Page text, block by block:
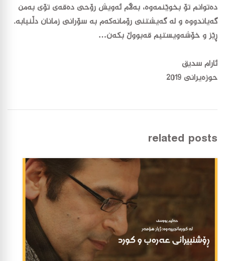
دەتوانم تۆ بخوێنمەوە، بەڵام ئەویش رۆحی دەقەی تۆی بەمن
گەیاندووە و لە گەیشتنی رۆمانەکەم بە سۆرانی زمانان دڵنیابە.
ڕێز و خۆشەویستیم قەبووڵ بکەن…
ئارام سدیق
حوزەیرانی 2019
related posts